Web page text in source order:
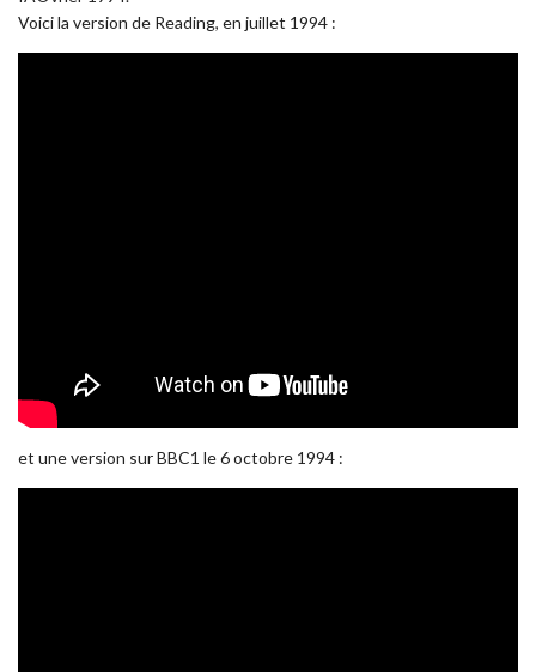
Voici la version de Reading, en juillet 1994 :
et une version sur BBC1 le 6 octobre 1994 :